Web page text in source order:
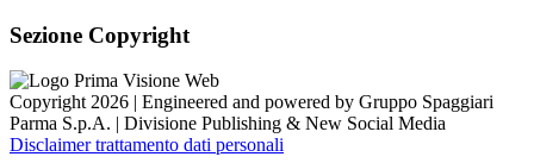
Sezione Copyright
Copyright 2026 | Engineered and powered by Gruppo Spaggiari
Parma S.p.A. | Divisione Publishing & New Social Media
Disclaimer trattamento dati personali